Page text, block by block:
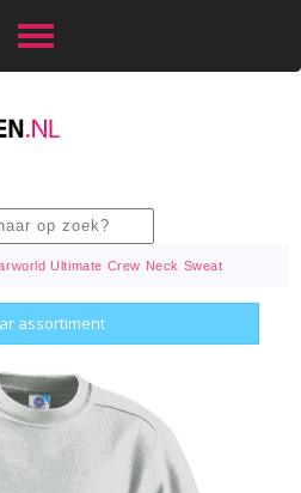
Ultimate Crew Neck Sweat
assortiment